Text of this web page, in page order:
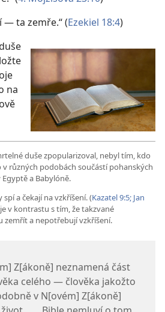
— ta zemře.“ (Ezekiel 18:4)
na
duše zpopularizoval, nebyl tím, kdo
různých podobách součástí pohanských
a Babylóně.
a čekají na vzkříšení. (Kazatel 9:5; Jan
v kontrastu s tím, že takzvané
zemřít a nepotřebují vzkříšení.
Z[ákoně] neznamená část
celého — člověka jakožto
v N[ovém] Z[ákoně]